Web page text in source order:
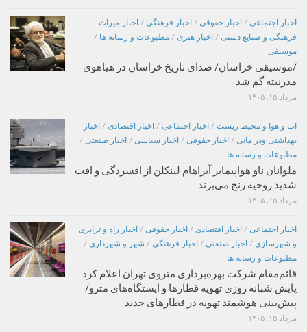
اخبار اجتماعی / اخبار حقوقی / اخبار فرهنگی / اخبار میراث
فرهنگی و صنایع دستی / اخبار هنری / مطبوعات و رسانه ها /
موسیقی
/موسیقی خراسان/ صدای تاریخ خراسان در هیاهوی
مدرنیته گم شد
مرداد ۱۵, ۱۴۰۵
اب و هوا و محیط زیست / اخبار اجتماعی / اخبار اقتصادی / اخبار
بهداشتی ودر مانی / اخبار حقوقی / اخبار سیاسی / اخبار صنعتی /
مطبوعات و رسانه ها
ملوانان ناو هواپیمابر آبراهام لینکلن از افسردگی و افت
شدید روحیه رنج می‌برند
مرداد ۱۵, ۱۴۰۵
اخبار اجتماعی / اخبار اقتصادی / اخبار حقوقی / اخبار راه و ترابری
و شهرسازی / اخبار صنعتی / اخبار فرهنگی / شهر و شهرداری /
مطبوعات و رسانه ها
قائم‌مقام شرکت بهره‌برداری متروی تهران اعلام کرد
پایش شبانه روزی تهویه قطارها و ایستگاه‌های مترو/
پیش‌بینی هوشمند تهویه در قطارهای جدید
مرداد ۱۵, ۱۴۰۵